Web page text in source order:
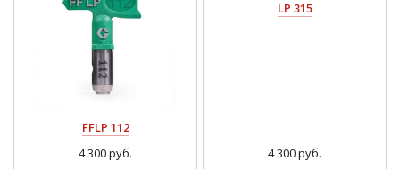
FFLP 112
4 300 руб.
LP 315
4 300 руб.